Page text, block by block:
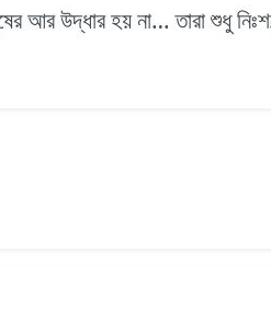
আর উদ্ধার হয় না… তারা শুধু